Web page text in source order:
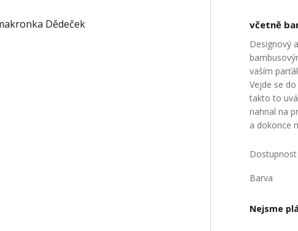
včetně
Designový
vaším
Vejde se
takto to
nahnal na
a dokonce
Dostupnost
Barva
Nejsme